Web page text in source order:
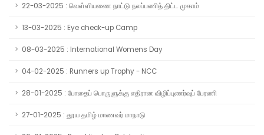
22-03-2025 : வெள்ளியணை நாட்டு நலப்பணித் திட்ட முகாம்
13-03-2025 : Eye check-up Camp
08-03-2025 : International Womens Day
04-02-2025 : Runners up Trophy - NCC
28-01-2025 : போதைப் பொருளுக்கு எதிரான விழிப்புணர்வுப் பேரணி
27-01-2025 : தூய தமிழ் மாணவர் மாநாடு